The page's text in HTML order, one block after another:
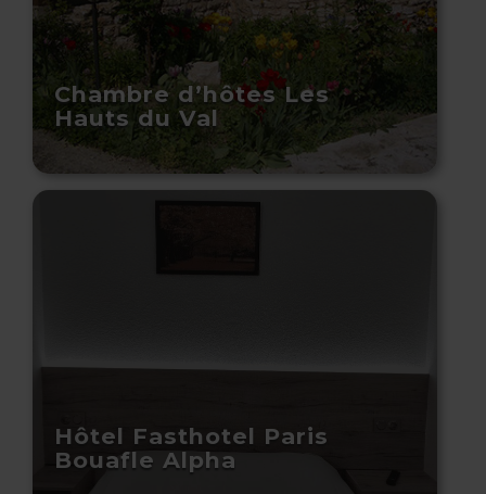
Chambre d’hôtes Les
Hauts du Val
Hôtel Fasthotel Paris
Bouafle Alpha